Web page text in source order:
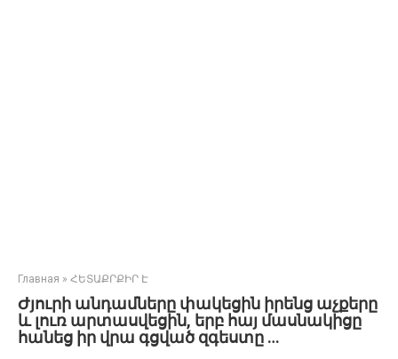
Главная » ՀԵՏԱՔՐՔԻՐ Է
Ժյուրի անդամները փակեցին իրենց աչքերը
և լուռ արտասվեցին, երբ հայ մասնակիցը
հանեց իր վրա գցված զգեստը …